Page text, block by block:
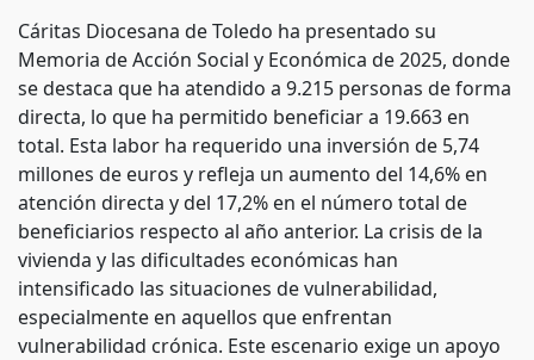
Cáritas Diocesana de Toledo ha presentado su
Memoria de Acción Social y Económica de 2025, donde
se destaca que ha atendido a 9.215 personas de forma
directa, lo que ha permitido beneficiar a 19.663 en
total. Esta labor ha requerido una inversión de 5,74
millones de euros y refleja un aumento del 14,6% en
atención directa y del 17,2% en el número total de
beneficiarios respecto al año anterior. La crisis de la
vivienda y las dificultades económicas han
intensificado las situaciones de vulnerabilidad,
especialmente en aquellos que enfrentan
vulnerabilidad crónica. Este escenario exige un apoyo